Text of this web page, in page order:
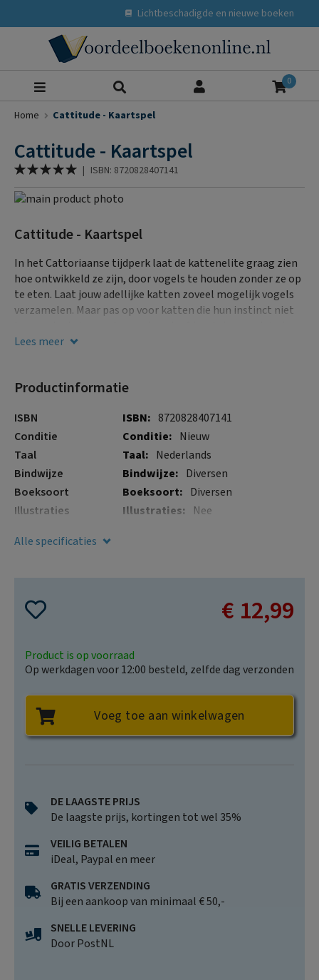
Lichtbeschadigde en nieuwe boeken
0
Home Cattitude - Kaartspel
Cattitude - Kaartspel
Waardering:
% of
| ISBN: 8720828407141
Ga
het
van
de
afbeeldingen-
gallerij
naar
begin
van
de
afbeeldingen-
Cattitude - Kaartspel
In het Cattoriaanse tijdperk laat de kattenelite graag zien
hoe ontwikkeld ze zijn, door vogels te houden zonder ze op
te eten. Laat jouw adellijke katten zoveel mogelijk vogels
verzamelen. Maar pas op voor katten die hun instinct niet
meeste punten waard? Dan heb jij dit tactische
Lees meer
Productinformatie
Meer
informatie
ISBN
8720828407141
Conditie
Nieuw
Taal
Nederlands
Bindwijze
Diversen
Boeksoort
Diversen
Illustraties
Nee
Alle specificaties
€ 12,99
Product is op voorraad
Op werkdagen voor 12:00 besteld, zelfde dag verzonden
Voeg toe aan winkelwagen
DE LAAGSTE PRIJS
De laagste prijs, kortingen tot wel 35%
VEILIG BETALEN
iDeal, Paypal en meer
GRATIS VERZENDING
Bij een aankoop van minimaal € 50,-
SNELLE LEVERING
Door PostNL